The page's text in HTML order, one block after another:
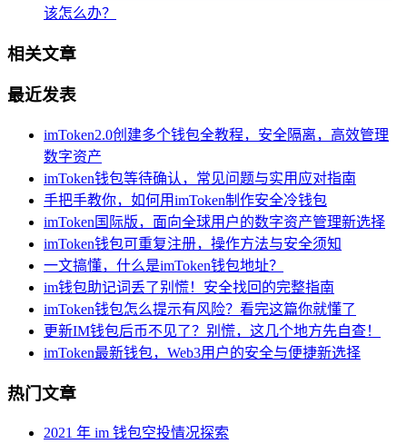
该怎么办？
相关文章
最近发表
imToken2.0创建多个钱包全教程，安全隔离，高效管理
数字资产
imToken钱包等待确认，常见问题与实用应对指南
手把手教你，如何用imToken制作安全冷钱包
imToken国际版，面向全球用户的数字资产管理新选择
imToken钱包可重复注册，操作方法与安全须知
一文搞懂，什么是imToken钱包地址？
im钱包助记词丢了别慌！安全找回的完整指南
imToken钱包怎么提示有风险？看完这篇你就懂了
更新IM钱包后币不见了？别慌，这几个地方先自查！
imToken最新钱包，Web3用户的安全与便捷新选择
热门文章
2021 年 im 钱包空投情况探索